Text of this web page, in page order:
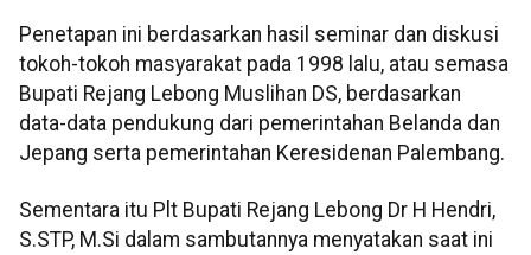
Penetapan ini berdasarkan hasil seminar dan diskusi
tokoh-tokoh masyarakat pada 1998 lalu, atau semasa
Bupati Rejang Lebong Muslihan DS, berdasarkan
data-data pendukung dari pemerintahan Belanda dan
Jepang serta pemerintahan Keresidenan Palembang.
Sementara itu Plt Bupati Rejang Lebong Dr H Hendri,
S.STP, M.Si dalam sambutannya menyatakan saat ini